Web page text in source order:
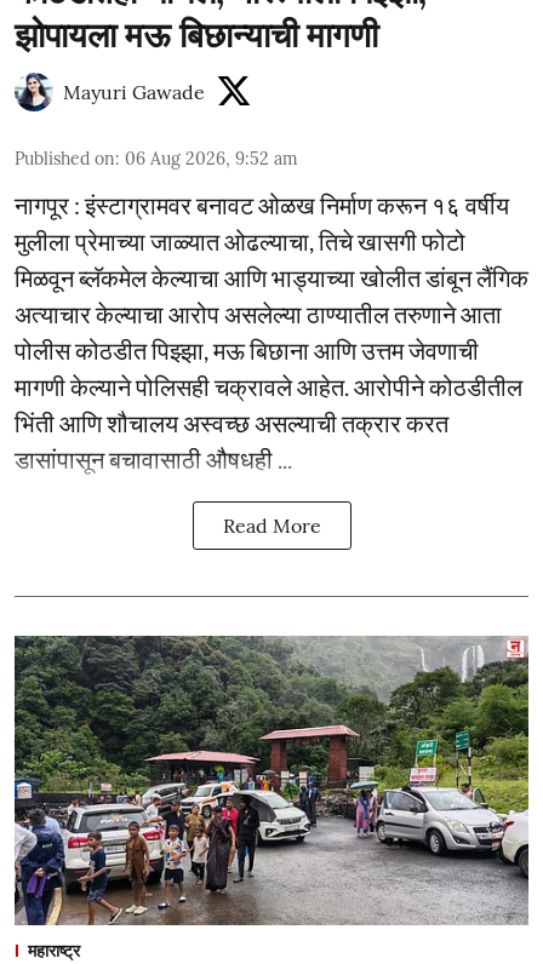
झोपायला मऊ बिछान्याची मागणी
Mayuri Gawade
Published on: 06 Aug 2026, 9:52 am
नागपूर : इंस्टाग्रामवर बनावट ओळख निर्माण करून १६ वर्षीय
मुलीला प्रेमाच्या जाळ्यात ओढल्याचा, तिचे खासगी फोटो
मिळवून ब्लॅकमेल केल्याचा आणि भाड्याच्या खोलीत डांबून लैंगिक
अत्याचार केल्याचा आरोप असलेल्या ठाण्यातील तरुणाने आता
पोलीस कोठडीत पिझ्झा, मऊ बिछाना आणि उत्तम जेवणाची
मागणी केल्याने पोलिसही चक्रावले आहेत. आरोपीने कोठडीतील
भिंती आणि शौचालय अस्वच्छ असल्याची तक्रार करत
डासांपासून बचावासाठी औषधही ...
Read More
महाराष्ट्र